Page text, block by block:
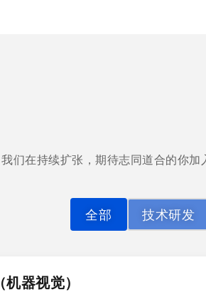
我们在持续扩张，期待志同道合的你加
全部 技术研发
器视觉）